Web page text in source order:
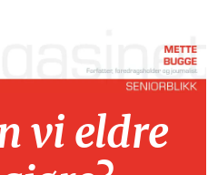
vi eldre